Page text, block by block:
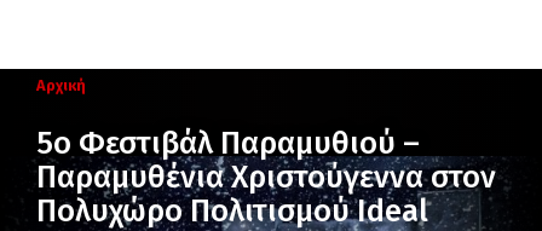
Αρχική
5ο Φεστιβάλ Παραμυθιού –
Παραμυθένια Χριστούγεννα στον
Πολυχώρο Πολιτισμού Ideal